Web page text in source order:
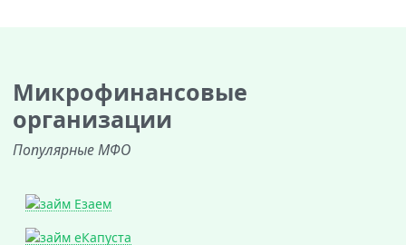
Микрофинансовые
организации
Популярные МФО